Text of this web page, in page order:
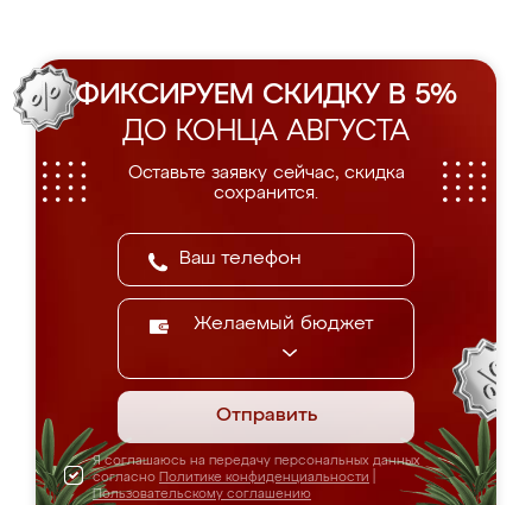
ФИКСИРУЕМ СКИДКУ В 5%
ДО КОНЦА АВГУСТА
Оставьте заявку сейчас, скидка
сохранится.
Желаемый бюджет
Отправить
Я соглашаюсь на передачу персональных данных
согласно Политике конфиденциальности
Пользовательскому соглашению